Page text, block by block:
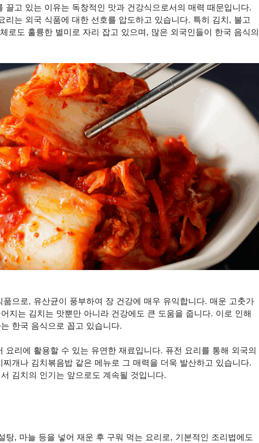
끌고 있는 이유는 독창적인 맛과 건강식으로서의 매력 때문입니다.
리는 외국 식품에 대한 선호를 압도하고 있습니다. 특히 김치, 불고
로도 훌륭한 별미로 자리 잡고 있으며, 많은 외국인들이 한국 음식의
으로, 유산균이 풍부하여 장 건강에 매우 유익합니다. 매운 고춧가
지는 김치는 맛뿐만 아니라 건강에도 큰 도움을 줍니다. 이로 인해
한국 음식으로 꼽고 있습니다.
요리에 활용할 수 있는 유연한 재료입니다. 퓨전 요리를 통해 외국의
개나 김치볶음밥 같은 메뉴로 그 매력을 더욱 발산하고 있습니다.
김치의 인기는 앞으로도 계속될 것입니다.
탕, 마늘 등을 넣어 재운 후 구워 먹는 요리로, 기본적인 조리법에도